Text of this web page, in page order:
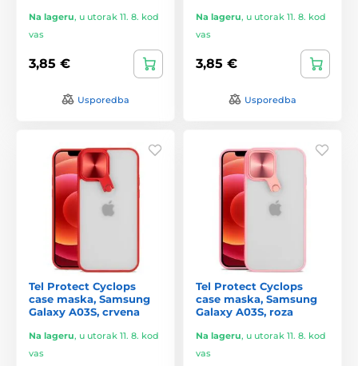
Na lageru, u utorak 11. 8. kod
vas
3,85 €
Usporedba
Na lageru, u utorak 11. 8. kod
vas
3,85 €
Usporedba
Tel Protect Cyclops
case maska, Samsung
Galaxy A03S, crvena
Na lageru, u utorak 11. 8. kod
vas
Tel Protect Cyclops
case maska, Samsung
Galaxy A03S, roza
Na lageru, u utorak 11. 8. kod
vas